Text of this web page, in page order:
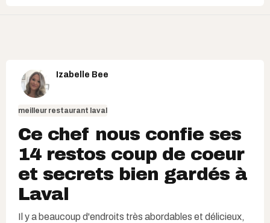
Izabelle Bee
meilleur restaurant laval
Ce chef nous confie ses
14 restos coup de coeur
et secrets bien gardés à
Laval
Il y a beaucoup d'endroits très abordables et délicieux,